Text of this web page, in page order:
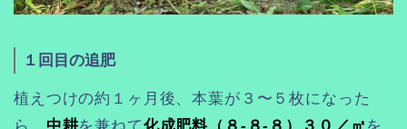
１回目の追肥
植えつけの約１ヶ月後、本葉が３〜５枚になった
ら、 中耕を兼ねて化成肥料（８-８-８）３０／㎡ を